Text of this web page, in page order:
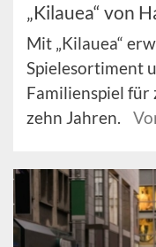
„Kilauea“ von
Mit „Kilauea“
Spielesortiment
Familienspiel für
zehn Jahren.